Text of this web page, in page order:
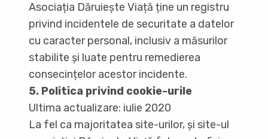
Asociația Dăruiește Viață ține un registru
privind incidentele de securitate a datelor
cu caracter personal, inclusiv a măsurilor
stabilite și luate pentru remedierea
consecințelor acestor incidente.
5. Politica privind cookie-urile
Ultima actualizare: iulie 2020
La fel ca majoritatea site-urilor, și site-ul